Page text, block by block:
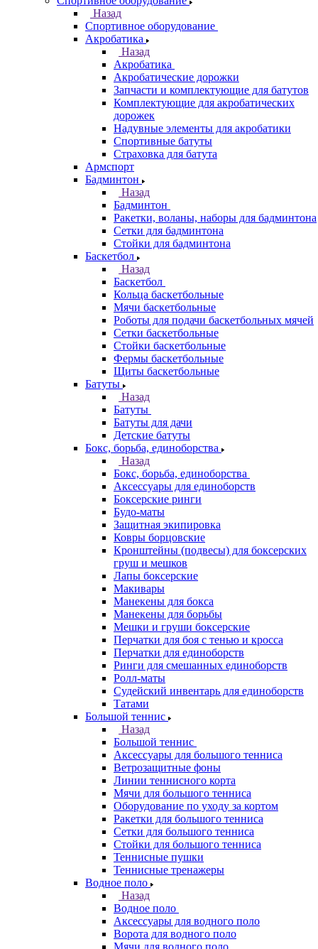
Назад
Спортивное оборудование
Акробатика
Назад
Акробатика
Акробатические дорожки
Запчасти и комплектующие для батутов
Комплектующие для акробатических
дорожек
Надувные элементы для акробатики
Спортивные батуты
Страховка для батута
Армспорт
Бадминтон
Назад
Бадминтон
Ракетки, воланы, наборы для бадминтона
Сетки для бадминтона
Стойки для бадминтона
Баскетбол
Назад
Баскетбол
Кольца баскетбольные
Мячи баскетбольные
Роботы для подачи баскетбольных мячей
Сетки баскетбольные
Стойки баскетбольные
Фермы баскетбольные
Щиты баскетбольные
Батуты
Назад
Батуты
Батуты для дачи
Детские батуты
Бокс, борьба, единоборства
Назад
Бокс, борьба, единоборства
Аксессуары для единоборств
Боксерские ринги
Будо-маты
Защитная экипировка
Ковры борцовские
Кронштейны (подвесы) для боксерских
груш и мешков
Лапы боксерские
Макивары
Манекены для бокса
Манекены для борьбы
Мешки и груши боксерские
Перчатки для боя с тенью и кросса
Перчатки для единоборств
Ринги для смешанных единоборств
Ролл-маты
Судейский инвентарь для единоборств
Татами
Большой теннис
Назад
Большой теннис
Аксессуары для большого тенниса
Ветрозащитные фоны
Линии теннисного корта
Мячи для большого тенниса
Оборудование по уходу за кортом
Ракетки для большого тенниса
Сетки для большого тенниса
Стойки для большого тенниса
Теннисные пушки
Теннисные тренажеры
Водное поло
Назад
Водное поло
Аксессуары для водного поло
Ворота для водного поло
Мячи для водного поло